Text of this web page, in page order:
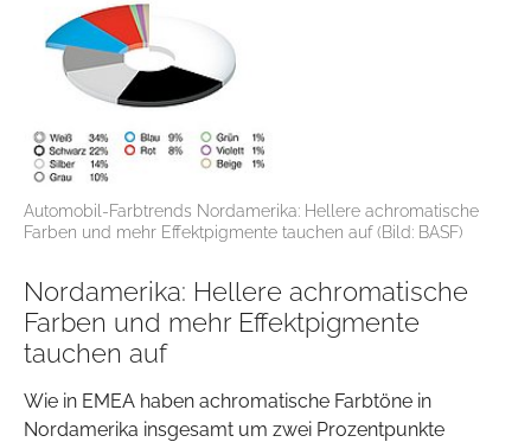
Automobil-Farbtrends Nordamerika: Hellere achromatische
Farben und mehr Effektpigmente tauchen auf (Bild: BASF)
Nordamerika: Hellere achromatische
Farben und mehr Effektpigmente
tauchen auf
Wie in EMEA haben achromatische Farbtöne in
Nordamerika insgesamt um zwei Prozentpunkte